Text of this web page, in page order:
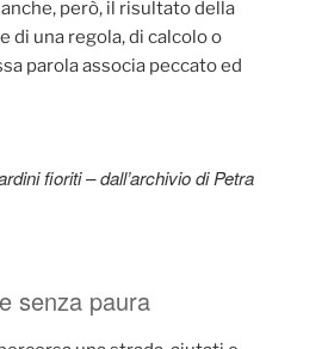
però, il risultato della
di una regola, di calcolo o
parola associa peccato ed
fioriti – dall’archivio di Petra
senza paura